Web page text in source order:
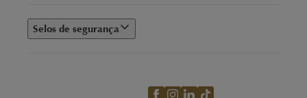
Selos de segurança